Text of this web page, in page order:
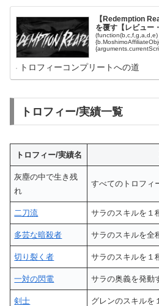
【Redemption
を覆す【レビュー
(function(b,c,f,g,a,d,e)
トロフィーコンプリートへの道
トロフィー/実績一覧
トロフィー/実績名
灰塵の中で生き残
れ
すべてのトロフィ
二刀流 サラのスキルを１
多芸な暗殺者 サラのスキルを全
切り裂く者 サラのスキルを１
一対の閃電 サラの奥義を発動
剣士 グレンのスキルを